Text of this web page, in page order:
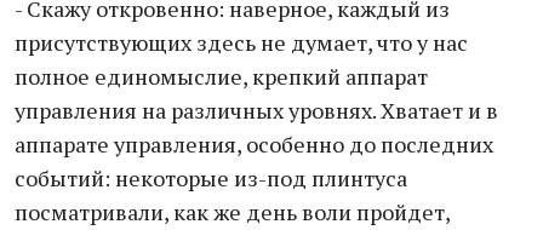
- Скажу откровенно: наверное, каждый из
присутствующих здесь не думает, что у нас
полное единомыслие, крепкий аппарат
управления на различных уровнях. Хватает и в
аппарате управления, особенно до последних
событий: некоторые из-под плинтуса
посматривали, как же день воли пройдет,